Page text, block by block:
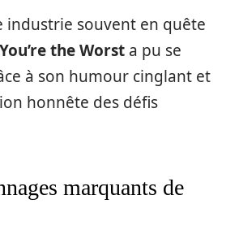
industrie souvent en quête
You’re the Worst a pu se
à son humour cinglant et
honnête des défis
marquants de